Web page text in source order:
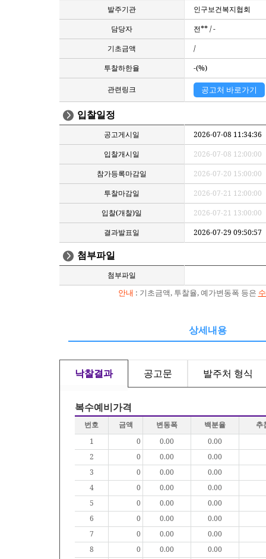
발주기관
인구보건복지협회
담당자
전** / -
기초금액
/
투찰하한율
-(%)
관련링크 공고처 바로가기
입찰일정
공고게시일
2026-07-08 11:34:36
입찰개시일
2026-07-08 12:00:00
참가등록마감일
2026-07-20 15:00:00
투찰마감일
2026-07-21 12:00:00
입찰(개찰)일
2026-07-21 13:00:00
결과발표일
2026-07-29 09:50:57
첨부파일
첨부파일
안내 : 기초금액, 투찰율, 예가변동폭 등은
상세내용
낙찰결과 공고문 발주처 형식
복수예비가격
번호 금액 변동폭 백분율
추
1
0 0.00
0.00
2
0 0.00
0.00
3
0 0.00
0.00
4
0 0.00
0.00
5
0 0.00
0.00
6
0 0.00
0.00
7
0 0.00
0.00
8
0 0.00
0.00